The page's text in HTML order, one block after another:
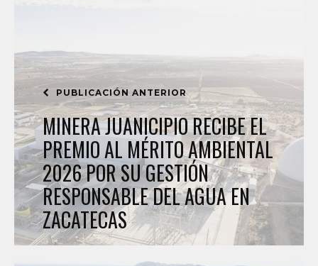
PUBLICACIÓN ANTERIOR
MINERA JUANICIPIO RECIBE EL
PREMIO AL MÉRITO AMBIENTAL
2026 POR SU GESTIÓN
RESPONSABLE DEL AGUA EN
ZACATECAS